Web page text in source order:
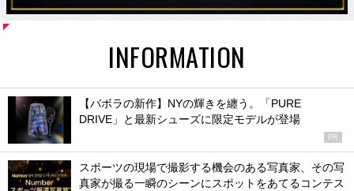
INFORMATION
【バボラの新作】NYの輝きを纏う。「PURE
DRIVE」と最新シューズに限定モデルが登場
PR
スポーツの現場で撮影する機会のある写真家、その写
真家が撮る一瞬のシーンにスポットをあてるコンテス